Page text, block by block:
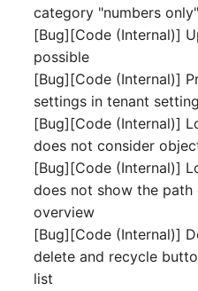
category "numbers
[Bug][Code (Internal)]
possible
[Bug][Code (Internal)]
settings in tenant
[Bug][Code (Internal)]
does not consider
[Bug][Code (Internal)]
does not show the
overview
[Bug][Code (Internal)]
delete and recycle
list